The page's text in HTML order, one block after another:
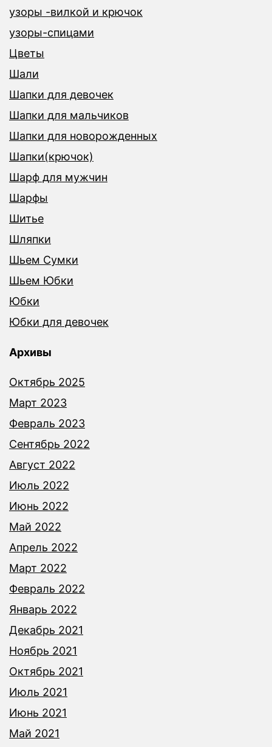
узоры -вилкой и крючок
узоры-спицами
Цветы
Шали
Шапки для девочек
Шапки для мальчиков
Шапки для новорожденных
Шапки(крючок)
Шарф для мужчин
Шарфы
Шитье
Шляпки
Шьем Сумки
Шьем Юбки
Юбки
Юбки для девочек
Архивы
Октябрь 2025
Март 2023
Февраль 2023
Сентябрь 2022
Август 2022
Июль 2022
Июнь 2022
Май 2022
Апрель 2022
Март 2022
Февраль 2022
Январь 2022
Декабрь 2021
Ноябрь 2021
Октябрь 2021
Июль 2021
Июнь 2021
Май 2021